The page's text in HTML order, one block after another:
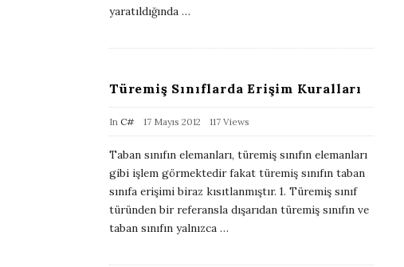
h
yaratıldığında …
Türemiş Sınıflarda Erişim Kuralları
In C#
P
i
s
17 Mayıs 2012 117 Views
Taban sınıfın elemanları, türemiş sınıfın elemanları
gibi işlem görmektedir fakat türemiş sınıfın taban
sınıfa erişimi biraz kısıtlanmıştır. 1. Türemiş sınıf
türünden bir referansla dışarıdan türemiş sınıfın ve
taban sınıfın yalnızca …